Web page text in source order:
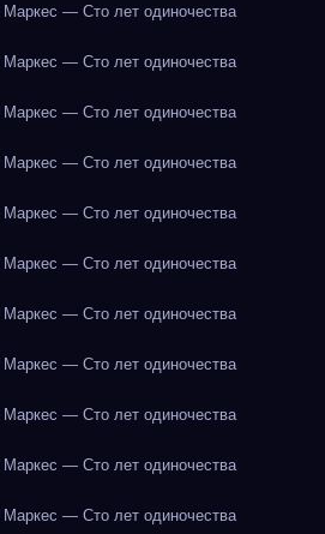
Маркес — Сто лет одиночества
Маркес — Сто лет одиночества
Маркес — Сто лет одиночества
Маркес — Сто лет одиночества
Маркес — Сто лет одиночества
Маркес — Сто лет одиночества
Маркес — Сто лет одиночества
Маркес — Сто лет одиночества
Маркес — Сто лет одиночества
Маркес — Сто лет одиночества
Маркес — Сто лет одиночества